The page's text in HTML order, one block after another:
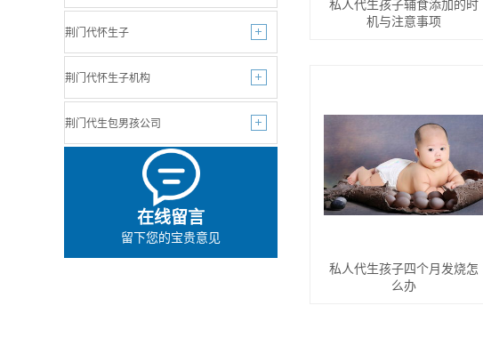
荆门代怀生子
荆门代怀生子机构
荆门代生包男孩公司
在线留言
留下您的宝贵意见
私人代生孩子辅食添加的时
机与注意事项
私人代生孩子四个月发烧怎
么办